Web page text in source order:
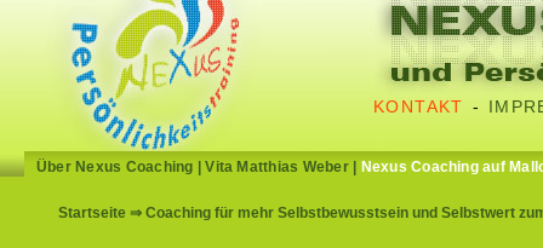
KONTAKT -
Über Nexus Coaching |Vita Matthias Weber| Nexus Coaching auf
Startseite ⇒ Coaching für mehr Selbstbewusstsein und Selbstwert